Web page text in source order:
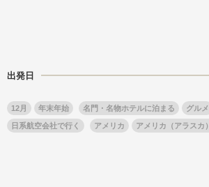
出発日
12月 年末年始 名門・名物ホテルに泊まる グルメ
日系航空会社で行く アメリカ アメリカ（アラスカ）